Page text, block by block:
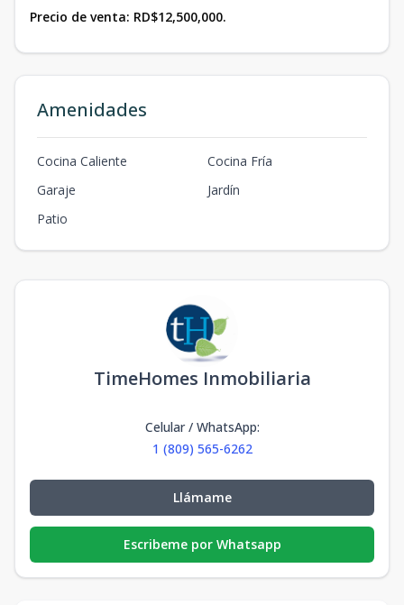
Precio de venta: RD$12,500,000.
Amenidades
Cocina Caliente
Cocina Fría
Garaje
Jardín
Patio
TimeHomes Inmobiliaria
Celular / WhatsApp:
1 (809) 565-6262
Llámame
Escribeme por Whatsapp